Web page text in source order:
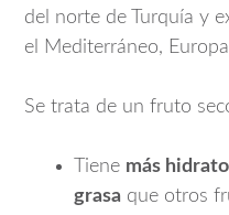
del norte de Turquía y
el Mediterráneo,
Se trata de un fruto
Tiene más
grasa que otros